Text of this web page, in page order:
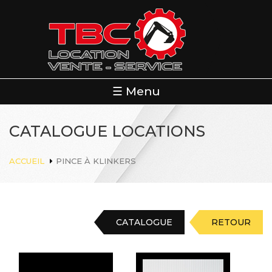
☰ Menu
CATALOGUE LOCATIONS
ACCUEIL PINCE À KLINKERS
CATALOGUE RETOUR